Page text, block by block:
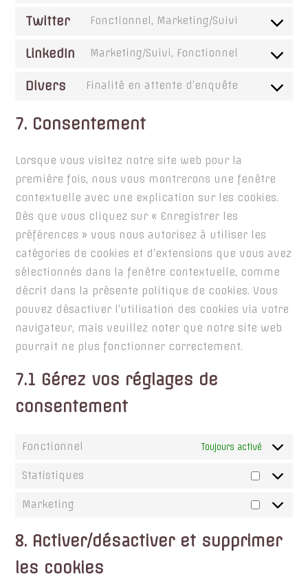
service
Twitter Fonctionnel, Marketing/Suivi
Consent
twitter
LinkedIn Marketing/Suivi, Fonctionnel
Consent
Divers Finalité en attente d’enquête
Consent
7. Consentement
Lorsque vous visitez notre site web pour la
première fois, nous vous montrerons une fenêtre
contextuelle avec une explication sur les cookies.
Dès que vous cliquez sur « Enregistrer les
préférences » vous nous autorisez à utiliser les
catégories de cookies et d’extensions que vous avez
sélectionnés dans la fenêtre contextuelle, comme
décrit dans la présente politique de cookies. Vous
pouvez désactiver l’utilisation des cookies via votre
navigateur, mais veuillez noter que notre site web
pourrait ne plus fonctionner correctement.
7.1 Gérez vos réglages de
consentement
Fonctionnel Toujours activé
Statistiques
Marketing
8. Activer/désactiver et supprimer
les cookies